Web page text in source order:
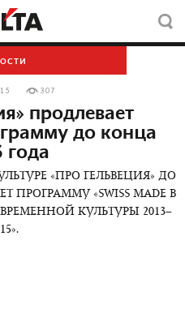
307
продлевает
до конца
года
«ПРО ГЕЛЬВЕЦИЯ» ДО
ПРОГРАММУ «SWISS MADE В
КУЛЬТУРЫ 2013–